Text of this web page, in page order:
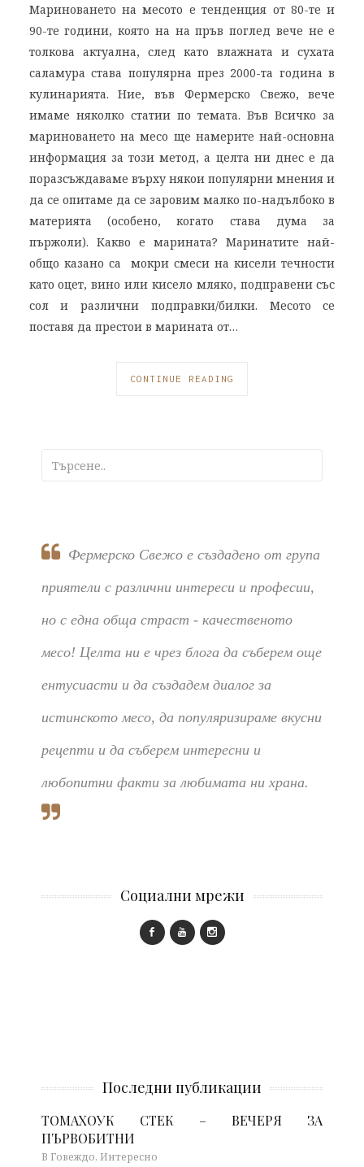
Мариноването на месото е тенденция от 80-те и
90-те години, която на на пръв поглед вече не е
толкова актуална, след като влажната и сухата
саламура става популярна през 2000-та година в
кулинарията. Ние, във Фермерско Свежо, вече
имаме няколко статии по темата. Във Всичко за
мариноването на месо ще намерите най-основна
информация за този метод, а целта ни днес е да
поразсъждаваме върху някои популярни мнения и
да се опитаме да се заровим малко по-надълбоко в
материята (особено, когато става дума за
пържоли). Какво е марината? Маринатите най-
общо казано са мокри смеси на кисели течности
като оцет, вино или кисело мляко, подправени със
сол и различни подправки/билки. Месото се
поставя да престои в марината от…
CONTINUE READING
Фермерско Свежо е създадено от група
приятели с различни интереси и професии,
но с една обща страст - качественото
месо! Целта ни е чрез блога да съберем още
ентусиасти и да създадем диалог за
истинското месо, да популяризираме вкусни
рецепти и да съберем интересни и
любопитни факти за любимата ни храна.
Социални мрежи
Последни публикации
ТОМАХОУК СТЕК – ВЕЧЕРЯ ЗА
ПЪРВОБИТНИ
В Говеждо, Интересно